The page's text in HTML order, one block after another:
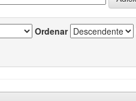
Ordenar